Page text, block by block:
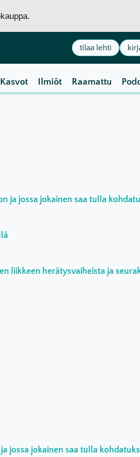
tilaa lehti
Kasvot Ilmiöt Raamattu
ja jossa jokainen saa tulla
liikkeen herätysvaiheista ja
jossa jokainen saa tulla